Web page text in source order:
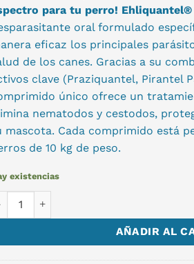
para tu perro! Ehliquantel®
oral formulado
eficaz los principales
de los canes. Gracias a su
clave (Praziquantel, Pirantel
único ofrece un
nematodos y cestodos,
mascota. Cada comprimido está
de 10 kg de peso.
existencias
AÑADIR AL